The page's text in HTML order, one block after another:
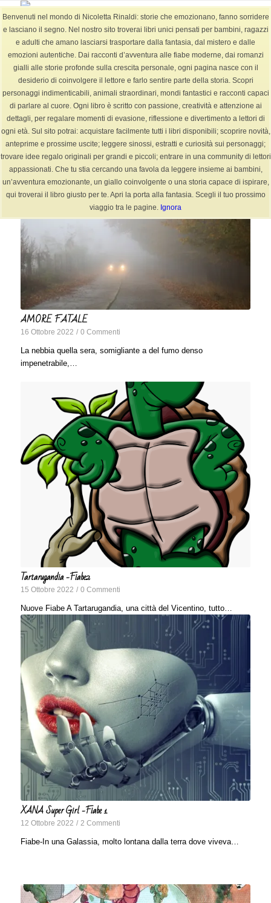
Benvenuti nel mondo di Nicoletta Rinaldi: storie che emozionano, fanno sorridere
e lasciano il segno. Nel nostro sito troverai libri unici pensati per bambini, ragazzi
e adulti che amano lasciarsi trasportare dalla fantasia, dal mistero e dalle
emozioni autentiche. Dai racconti d’avventura alle fiabe moderne, dai romanzi
gialli alle storie profonde sulla crescita personale, ogni pagina nasce con il
desiderio di coinvolgere il lettore e farlo sentire parte della storia. Scopri
personaggi indimenticabili, animali straordinari, mondi fantastici e racconti capaci
di parlare al cuore. Ogni libro è scritto con passione, creatività e attenzione ai
dettagli, per regalare momenti di evasione, riflessione e divertimento a lettori di
ogni età. Sul sito potrai: acquistare facilmente tutti i libri disponibili; scoprire novità,
anteprime e prossime uscite; leggere sinossi, estratti e curiosità sui personaggi;
trovare idee regalo originali per grandi e piccoli; entrare in una community di lettori
appassionati. Che tu stia cercando una favola da leggere insieme ai bambini,
un’avventura emozionante, un giallo coinvolgente o una storia capace di ispirare,
qui troverai il libro giusto per te. Apri la porta alla fantasia. Scegli il tuo prossimo
viaggio tra le pagine. Ignora
Archivio per categoria: racconti (Pagina 9)
Sei in: Home / BLOG / racconti
AMORE FATALE
16 Ottobre 2022 / 0 Commenti
La nebbia quella sera, somigliante a del fumo denso
impenetrabile,…
Tartarugandia -Fiabe2
15 Ottobre 2022 / 0 Commenti
Nuove Fiabe A Tartarugandia, una città del Vicentino, tutto…
XANA Super Girl -Fiabe 1
12 Ottobre 2022 / 2 Commenti
Fiabe-In una Galassia, molto lontana dalla terra dove viveva…